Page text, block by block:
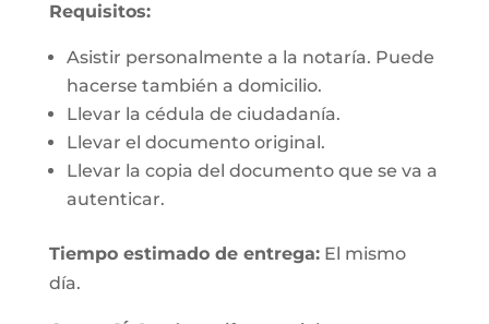
Requisitos:
Asistir personalmente a la notaría. Puede
hacerse también a domicilio.
Llevar la cédula de ciudadanía.
Llevar el documento original.
Llevar la copia del documento que se va a
autenticar.
Tiempo estimado de entrega:El mismo
día.